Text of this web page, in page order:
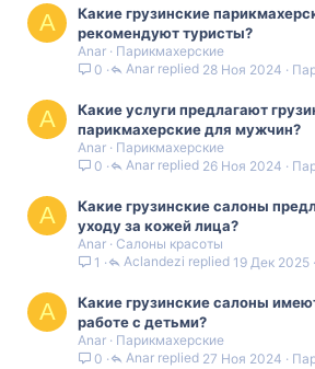
A
Какие грузинские
рекомендуют туристы?
Anar
Парикмахерские
0
28 Ноя 2024
Anar
A
Какие услуги предлагают
парикмахерские для мужчин?
Anar
Парикмахерские
0
26 Ноя 2024
Anar
A
Какие грузинские салоны
уходу за кожей лица?
Anar Салоны красоты
1
19 Дек 2025
Aclandezi
A
Какие грузинские салоны
работе с детьми?
Anar
Парикмахерские
0
27 Ноя 2024
Anar